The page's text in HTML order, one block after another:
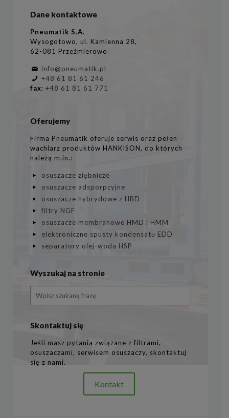
Dane kontaktowe
Pneumatik S.A.
Wysogotowo, ul. Kamienna 28,
62-081 Przeźmierowo
info@pneumatik.pl
+48 61 81 61 246
fax: +48 61 81 61 771
Oferujemy
Firma Pneumatik oferuje serwis oraz pełen
wachlarz produktów HANKISON, do których
należą m.in.:
osuszacze ziębnicze
osuszacze adsporpcyjne
osuszacze hybrydowe z HBD
filtry NGF
osuszacze membranowe HMD i HMM
elektroniczne spusty kondensatu EDD
separatory olej-woda HSP
Wyszukaj na stronie
Skontaktuj się
Jeśli masz pytania związane z filtrami,
osuszaczami, serwisem osuszaczy, skontaktuj
się z nami.
Kontakt